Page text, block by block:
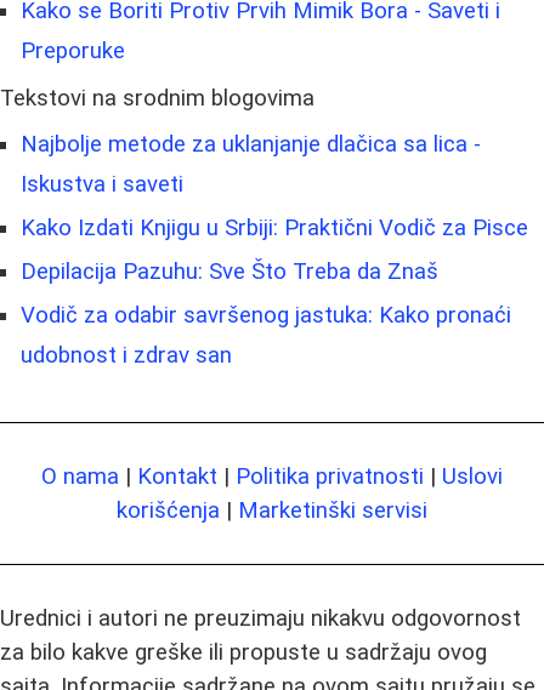
Kako se Boriti Protiv Prvih Mimik Bora - Saveti i
Preporuke
Tekstovi na srodnim blogovima
Najbolje metode za uklanjanje dlačica sa lica -
Iskustva i saveti
Kako Izdati Knjigu u Srbiji: Praktični Vodič za Pisce
Depilacija Pazuhu: Sve Što Treba da Znaš
Vodič za odabir savršenog jastuka: Kako pronaći
udobnost i zdrav san
O nama | Kontakt | Politika privatnosti | Uslovi
korišćenja | Marketinški servisi
Urednici i autori ne preuzimaju nikakvu odgovornost
za bilo kakve greške ili propuste u sadržaju ovog